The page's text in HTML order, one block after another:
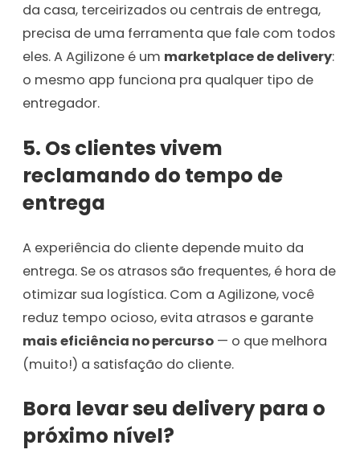
da casa, terceirizados ou centrais de entrega,
precisa de uma ferramenta que fale com todos
eles. A Agilizone é um marketplace de delivery:
o mesmo app funciona pra qualquer tipo de
entregador.
5. Os clientes vivem
reclamando do tempo de
entrega
A experiência do cliente depende muito da
entrega. Se os atrasos são frequentes, é hora de
otimizar sua logística. Com a Agilizone, você
reduz tempo ocioso, evita atrasos e garante
mais eficiência no percurso — o que melhora
(muito!) a satisfação do cliente.
Bora levar seu delivery para o
próximo nível?